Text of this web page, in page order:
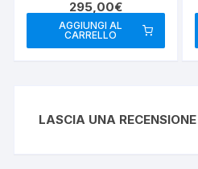
VIVAVOCE
295,00€
AGGIUNGI AL
CARRELLO
LASCIA UNA RECENSIONE